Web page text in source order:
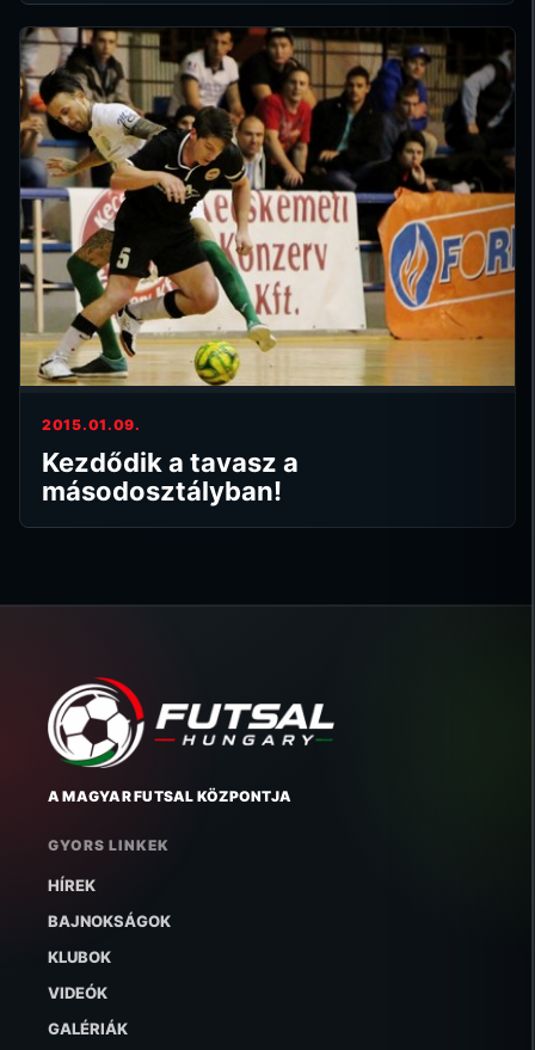
2015.01.09.
Kezdődik a tavasz a
másodosztályban!
A MAGYAR FUTSAL KÖZPONTJA
GYORS LINKEK
HÍREK
BAJNOKSÁGOK
KLUBOK
VIDEÓK
GALÉRIÁK